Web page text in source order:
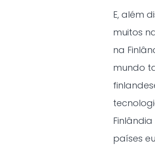
E, além
muitos
na
mundo
países